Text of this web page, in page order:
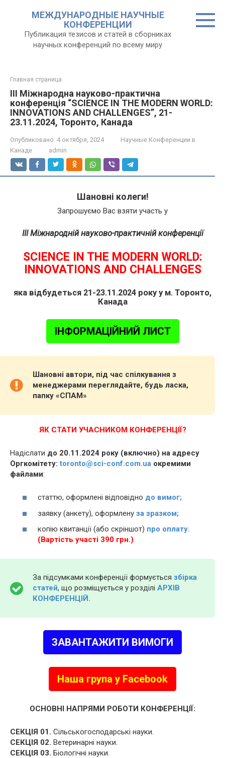
МЕЖДУНАРОДНЫЕ НАУЧНЫЕ
КОНФЕРЕНЦИИ
Публикация тезисов и статей в сборниках
научных конференций по всему миру
Главная страница
III Міжнародна науково-практична
конференція “SCIENCE IN THE MODERN WORLD:
INNOVATIONS AND CHALLENGES”, 21-
23.11.2024, Торонто, Канада
Опубликовано: 4 октября, 2024
Научные Конференции в
Канаде
admin
Шановні колеги!
Запрошуємо Вас взяти участь у
III Міжнародній науково-практичній конференції
SCIENCE IN THE MODERN WORLD:
INNOVATIONS AND CHALLENGES
яка відбудеться 21-23.11.2024 року у м. Торонто,
Канада
ІНФОРМАЦІЙНИЙ ЛИСТ
Шановні автори, під час спілкування з
менеджерами переглядайте, будь ласка,
папку «СПАМ»
ЯК СТАТИ УЧАСНИКОМ КОНФЕРЕНЦІЇ?
Надіслати до 20.11.2024 року (включно) на адресу
Оргкомітету:toronto@sci-conf.com.ua окремими
файлами:
статтю, оформлені відповідно до вимог;
заявку (анкету), оформлену за зразком;
копію квитанції (або скріншот) про оплату.
(Вартість участі 390 грн.)
За підсумками конференції формується збірка
статей, що розміщується у розділі АРХІВ
КОНФЕРЕНЦІЙ.
ЗАВАНТАЖИТИ ВИМОГИ
Наша група у Facebook
ОСНОВНІ НАПРЯМИ РОБОТИ КОНФЕРЕНЦІЇ:
СЕКЦІЯ 01. Сільськогосподарські науки.
СЕКЦІЯ 02. Ветеринарні науки.
СЕКЦІЯ 03. Біологічні науки.